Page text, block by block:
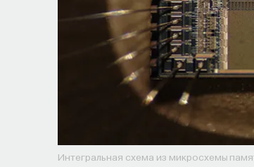
Интегральная схема из микросхемы